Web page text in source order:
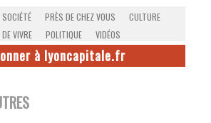
SOCIÉTÉ PRÈS DE CHEZ VOUS
CULTURE
VIVRE
POLITIQUE VIDÉOS
à lyoncapitale.fr